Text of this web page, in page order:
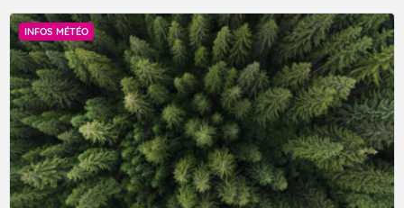
INFOS MÉTÉO